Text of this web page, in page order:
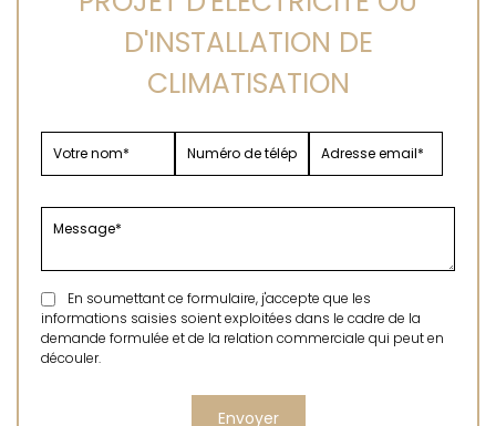
D'INSTALLATION DE
CLIMATISATION
En soumettant ce formulaire, j'accepte que les
informations saisies soient exploitées dans le cadre de la
demande formulée et de la relation commerciale qui peut en
découler.